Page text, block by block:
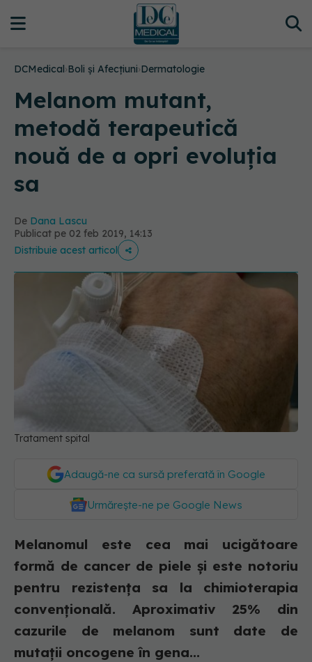
DCMedical›Boli și Afecțiuni›Dermatologie
Melanom mutant,
metodă terapeutică
nouă de a opri evoluția
sa
De Dana Lascu
Publicat pe 02 feb 2019, 14:13
Distribuie acest articol
Tratament spital
Adaugă-ne ca sursă preferată în Google
Urmărește-ne pe Google News
Melanomul este cea mai ucigătoare
formă de cancer de piele și este notoriu
pentru rezistența sa la chimioterapia
convențională. Aproximativ 25% din
cazurile de melanom sunt date de
mutații oncogene în gena...